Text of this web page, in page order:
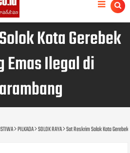
Kota Gerebek
Emas Ilegal di
PILKADA SOLOK RAYA Sat Reskrim Solok Kota